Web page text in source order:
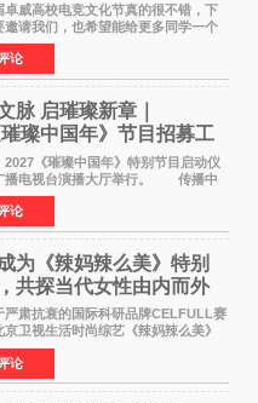
高校电竞文化节真的很不错，下
邀请我们，也希望能给更多同学一个
机会。 2026卓威高校电竞文化节
幕，在活动结束后，仍有不少高校电
和现
论
脉 启璀璨新章｜
璨中国年》节目招募工
动
《璀璨中国年》特别节目启动仪
播电视台演播大厅举行。 传播中
化，弘扬纯正国风艺术，打造高规
、正能量的文艺盛典，是璀璨中国年
初心
论
为《辣妈辣么美》特别
共探当代女性由内而外
肃抗衰的国际科研品牌CELFULL赛
京卫视生活时尚综艺《辣妈辣么美》
,明星辣妈袁咏仪倾情参与，向广大
递健康生活新主张，寄语当代女性在
之间
论